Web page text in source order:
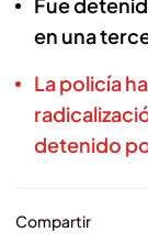
en una
La policía
detenido
Compartir